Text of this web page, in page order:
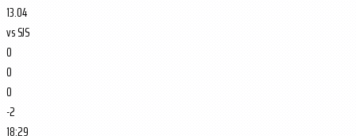
13.04
vsSJS
0
0
0
-2
18:29